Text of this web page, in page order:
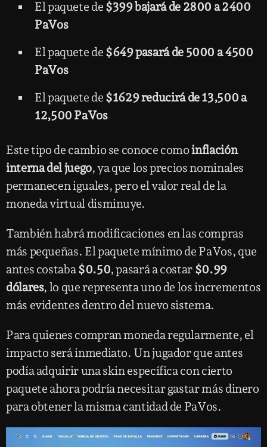
El paquete de $399 bajará de 2800 a 2400
PaVos
El paquete de $649 pasará de 5000 a 4500
PaVos
El paquete de $1629 reducirá de 13,500 a
12,500 PaVos
Este tipo de cambio se conoce comoinflación
interna del juego, ya que los precios nominales
permanecen iguales, pero el valor real de la
moneda virtual disminuye.
También habrá modificaciones en las compras
más pequeñas. El paquete mínimo de PaVos, que
antes costaba$0.50, pasará a costar $0.99
dólares, lo que representa uno de los incrementos
más evidentes dentro del nuevo sistema.
Para quienes compran moneda regularmente, el
impacto será inmediato. Un jugador que antes
podía adquirir una skin específica con cierto
paquete ahora podría necesitar gastar más dinero
para obtener la misma cantidad de PaVos.